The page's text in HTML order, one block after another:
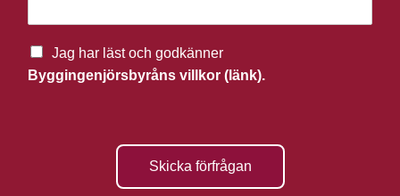
Jag har läst och godkänner
Byggingenjörsbyråns villkor (länk).
Skicka förfrågan